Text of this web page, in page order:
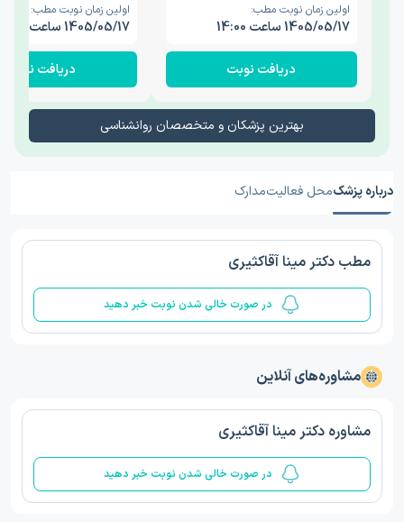
اولین زمان نوبت مطب:
1405/05/17 ساعت 14:00
دریافت نوبت
اولین زمان نوبت مطب:
1405/05/17 ساعت 15:00
دریافت نوبت
بهترین پزشکان و متخصصان روانشناسی
درباره پزشکمحل فعالیتمدارک
مطب دکتر مینا آقاکثیری
در صورت خالی شدن نوبت خبر دهید
مشاوره‌های آنلاین
مشاوره دکتر مینا آقاکثیری
در صورت خالی شدن نوبت خبر دهید